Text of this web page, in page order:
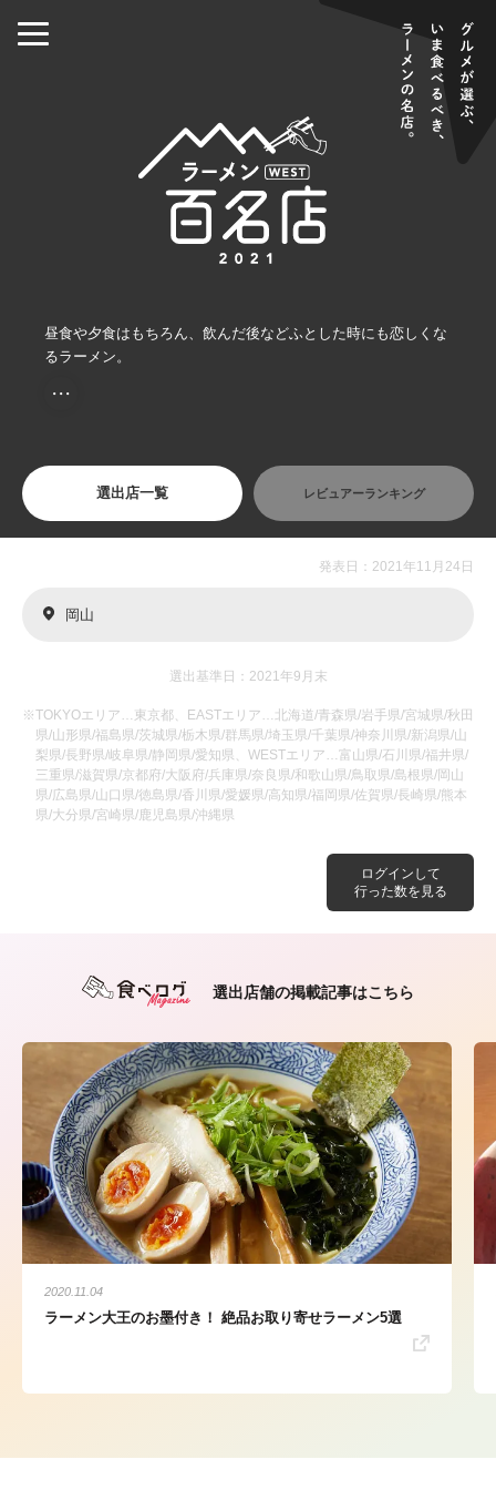
昼食や夕食はもちろん、飲んだ後などふとした時にも恋しくな
るラーメン。
・・・
選出店一覧 レビュアーランキング
ログインして
行った数を見る
発表日：2021年11月24日
岡山
選出基準日：2021年9月末
※TOKYOエリア…東京都、EASTエリア…北海道/青森県/岩手県/宮城県/秋田
県/山形県/福島県/茨城県/栃木県/群馬県/埼玉県/千葉県/神奈川県/新潟県/山
梨県/長野県/岐阜県/静岡県/愛知県、WESTエリア…富山県/石川県/福井県/
三重県/滋賀県/京都府/大阪府/兵庫県/奈良県/和歌山県/鳥取県/島根県/岡山
県/広島県/山口県/徳島県/香川県/愛媛県/高知県/福岡県/佐賀県/長崎県/熊本
県/大分県/宮崎県/鹿児島県/沖縄県
選出店舗の掲載記事はこちら
2020.11.04
ラーメン大王のお墨付き！ 絶品お取り寄せラーメン5選